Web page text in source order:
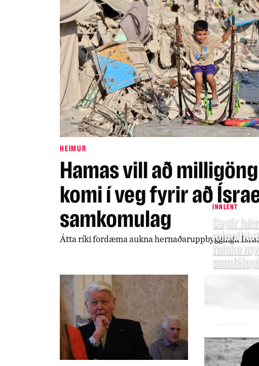
HEIMUR
Hamas vill að
komi í veg fyrir að
samkomulag
Átta ríki fordæma aukna hernaðaruppbyggingu
INNLENT
Segir
falska
samfélagi